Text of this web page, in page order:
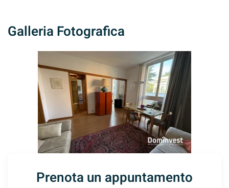
Galleria Fotografica
Prenota un appuntamento